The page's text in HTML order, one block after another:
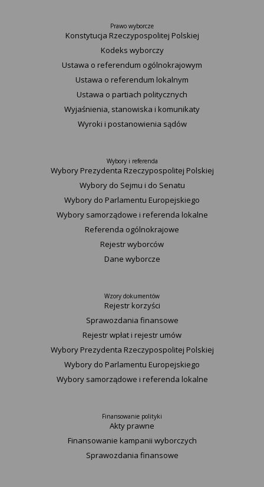
Prawo wyborcze
Konstytucja Rzeczypospolitej Polskiej​
Kodeks wyborczy
Ustawa o referendum ogólnokrajowym
Ustawa o referendum lokalnym
Ustawa o partiach politycznych
Wyjaśnienia, stanowiska i komunikaty
Wyroki i postanowienia sądów
Wybory i referenda
Wybory Prezydenta Rzeczypospolitej Polskiej
Wybory do Sejmu i do Senatu
Wybory do Parlamentu Europejskiego
Wybory samorządowe i referenda lokalne
Referenda ogólnokrajowe
Rejestr wyborców
Dane wyborcze
Wzory dokumentów
Rejestr korzyści
Sprawozdania finansowe
Rejestr wpłat i rejestr umów
Wybory Prezydenta Rzeczypospolitej Polskiej
Wybory do Parlamentu Europejskiego
Wybory samorządowe i referenda lokalne
Finansowanie polityki
Akty prawne
Finansowanie kampanii wyborczych
Sprawozdania finansowe